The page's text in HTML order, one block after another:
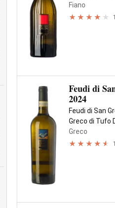
Fiano
Feudi di
2024
Feudi di San
Greco di Tufo
Greco